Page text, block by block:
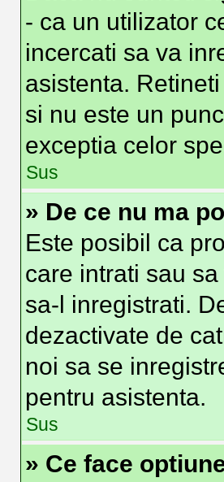
- ca un utilizator
incercati sa va
asistenta.
si nu este un
exceptia celor
Sus
» De ce nu ma
Este posibil ca
care intrati sau
sa-l inregistrati.
dezactivate de
noi sa se
pentru asistenta.
Sus
» Ce face